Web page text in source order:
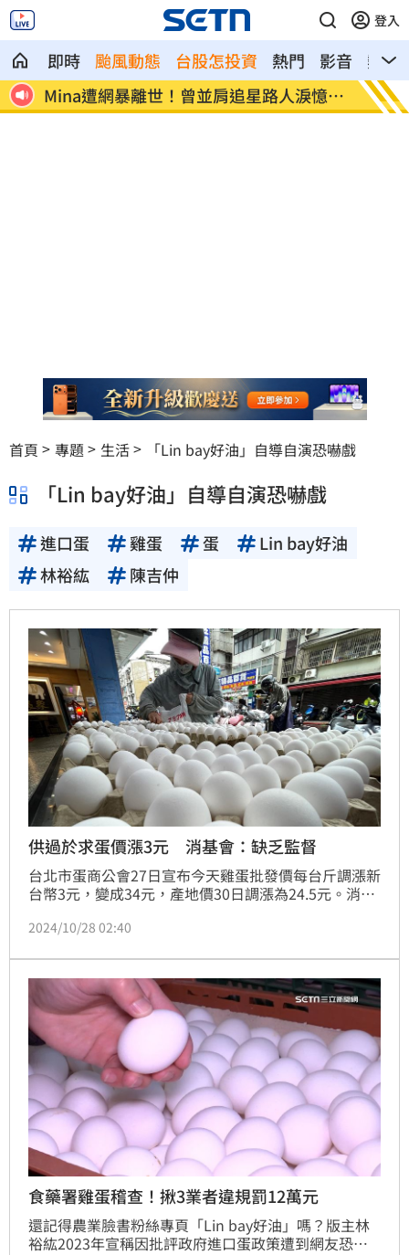
登入
即時 颱風動態 台股怎投資 熱門 影音
熱搜
暖
范曉萱好友竟是大咖天后 1句打動孫淑媚 鬼門
首頁 專題 生活 「Lin bay好油」自導自演恐嚇戲
「Lin bay好油」自導自演恐嚇戲
進口蛋 雞蛋 蛋
Lin bay好油
林裕紘
陳吉仲
供過於求蛋價漲3元 消基會：缺乏監督
台北市蛋商公會27日宣布今天雞蛋批發價每台斤調漲新
台幣3元，變成34元，產地價30日調漲為24.5元。消基
定機制缺乏監督。
2024/10/28 02:40
食藥署雞蛋稽查！揪3業者違規罰12萬元
還記得農業臉書粉絲專頁「Lin bay好油」嗎？版主林
裕紘2023年宣稱因批評政府進口蛋政策遭到網友恐